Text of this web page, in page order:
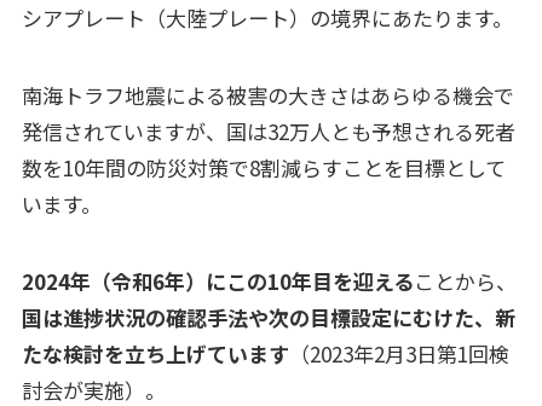
シアプレート（大陸プレート）の境界にあたります。
南海トラフ地震による被害の大きさはあらゆる機会で
発信されていますが、国は32万人とも予想される死者
数を10年間の防災対策で8割減らすことを目標として
います。
2024年（令和6年）にこの10年目を迎えることから、
国は進捗状況の確認手法や次の目標設定にむけた、新
たな検討を立ち上げています （2023年2月3日第1回検
討会が実施）。